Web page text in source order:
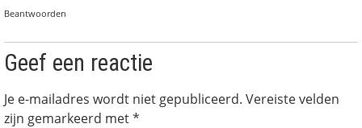
Beantwoorden
Geef een reactie
Je e-mailadres wordt niet gepubliceerd. Vereiste velden
zijn gemarkeerd met*